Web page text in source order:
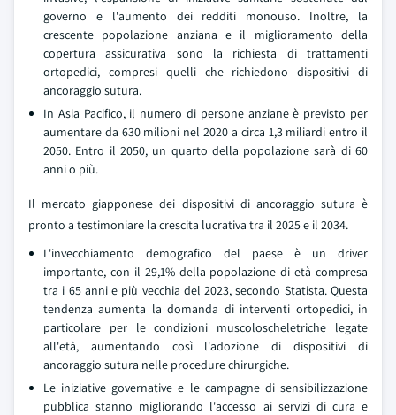
governo e l'aumento dei redditi monouso. Inoltre, la
crescente popolazione anziana e il miglioramento della
copertura assicurativa sono la richiesta di trattamenti
ortopedici, compresi quelli che richiedono dispositivi di
ancoraggio sutura.
In Asia Pacifico, il numero di persone anziane è previsto per
aumentare da 630 milioni nel 2020 a circa 1,3 miliardi entro il
2050. Entro il 2050, un quarto della popolazione sarà di 60
anni o più.
Il mercato giapponese dei dispositivi di ancoraggio sutura è
pronto a testimoniare la crescita lucrativa tra il 2025 e il 2034.
L'invecchiamento demografico del paese è un driver
importante, con il 29,1% della popolazione di età compresa
tra i 65 anni e più vecchia del 2023, secondo Statista. Questa
tendenza aumenta la domanda di interventi ortopedici, in
particolare per le condizioni muscoloscheletriche legate
all'età, aumentando così l'adozione di dispositivi di
ancoraggio sutura nelle procedure chirurgiche.
Le iniziative governative e le campagne di sensibilizzazione
pubblica stanno migliorando l'accesso ai servizi di cura e